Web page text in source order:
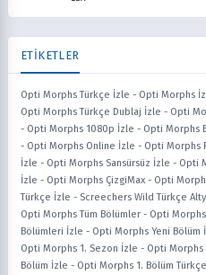
ETİKETLER
Opti Morphs Türkçe İzle - Opti Morphs
Opti Morphs Türkçe Dublaj İzle - Opti
- Opti Morphs 1080p İzle - Opti Morphs
- Opti Morphs Online İzle - Opti Morphs
İzle - Opti Morphs Sansürsüz İzle - Opti
İzle - Opti Morphs ÇizgiMax - Opti
Türkçe İzle - Screechers Wild Türkçe
Opti Morphs Tüm Bölümler - Opti
Bölümleri İzle - Opti Morphs Yeni Bölüm
Opti Morphs 1. Sezon İzle - Opti Morphs
Bölüm İzle - Opti Morphs 1. Bölüm